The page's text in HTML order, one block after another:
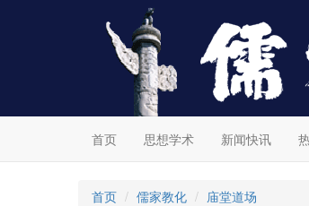
首页 思想学术 新闻快讯
首页 儒家教化 庙堂道场